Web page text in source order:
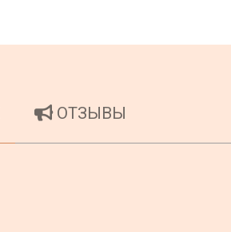
ОТЗЫВЫ